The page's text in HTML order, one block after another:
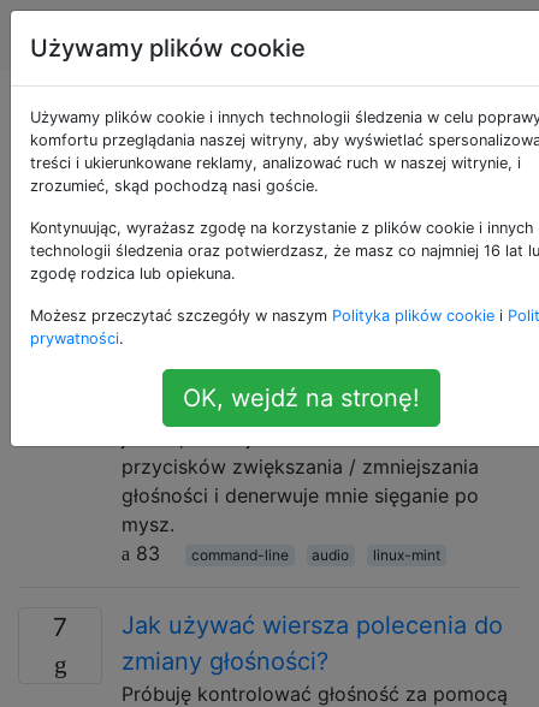
Unix & Linux
Pytania otagowane
jako audio
Pytania dotyczące sprzętu i oprogramowania audio w
systemie Linux i innych systemach operacyjnych UNIX.
7 Ustaw głośność z terminala
Czy można ustawić głośność dźwięku za
pomocą terminala zamiast klikania ikony
głośnika na górnym pasku? Powodem tego
przycisków zwiększania / zmniejszania
głośności i denerwuje mnie sięganie po
mysz.
83
command-line audio linux-mint
7
Jak używać wiersza polecenia do
zmiany głośności?
Próbuję kontrolować głośność za pomocą
Używamy plików cookie
Używamy plików cookie i innych technologii śledzenia w celu
komfortu przeglądania naszej witryny, aby wyświetlać
treści i ukierunkowane reklamy, analizować ruch w naszej witrynie, i
zrozumieć, skąd pochodzą nasi goście.
Kontynuując, wyrażasz zgodę na korzystanie z plików cookie i innych
technologii śledzenia oraz potwierdzasz, że masz co najmniej 16 lat
zgodę rodzica lub opiekuna.
Możesz przeczytać szczegóły w naszym Polityka plików cookie i
prywatności.
OK, wejdź na stronę!